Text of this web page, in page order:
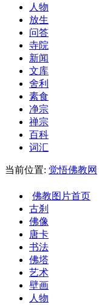
人物
放生
问答
寺院
新闻
文库
舍利
素食
净宗
禅宗
百科
词汇
当前位置: 觉悟佛教网
佛教图片首页
古刹
佛像
唐卡
书法
佛塔
艺术
壁画
人物